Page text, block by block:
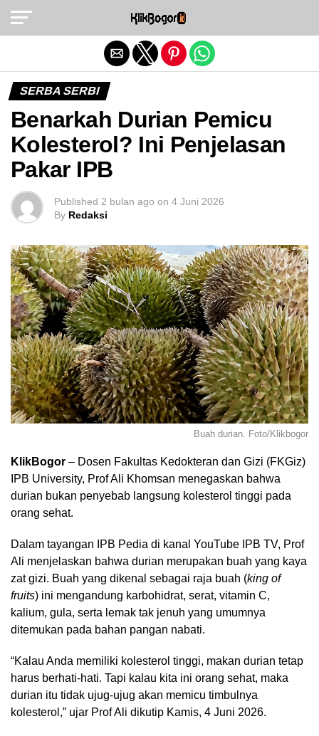
SERBA SERBI
Benarkah Durian Pemicu
Kolesterol? Ini Penjelasan
Pakar IPB
Published 2 bulan ago on 4 Juni 2026
By Redaksi
Buah durian. Foto/Klikbogor
KlikBogor – Dosen Fakultas Kedokteran dan Gizi (FKGiz)
IPB University, Prof Ali Khomsan menegaskan bahwa
durian bukan penyebab langsung kolesterol tinggi pada
orang sehat.
Dalam tayangan IPB Pedia di kanal YouTube IPB TV, Prof
Ali menjelaskan bahwa durian merupakan buah yang kaya
zat gizi. Buah yang dikenal sebagai raja buah (king of
fruits) ini mengandung karbohidrat, serat, vitamin C,
kalium, gula, serta lemak tak jenuh yang umumnya
ditemukan pada bahan pangan nabati.
“Kalau Anda memiliki kolesterol tinggi, makan durian tetap
harus berhati-hati. Tapi kalau kita ini orang sehat, maka
durian itu tidak ujug-ujug akan memicu timbulnya
kolesterol,” ujar Prof Ali dikutip Kamis, 4 Juni 2026.
Exit mobile version